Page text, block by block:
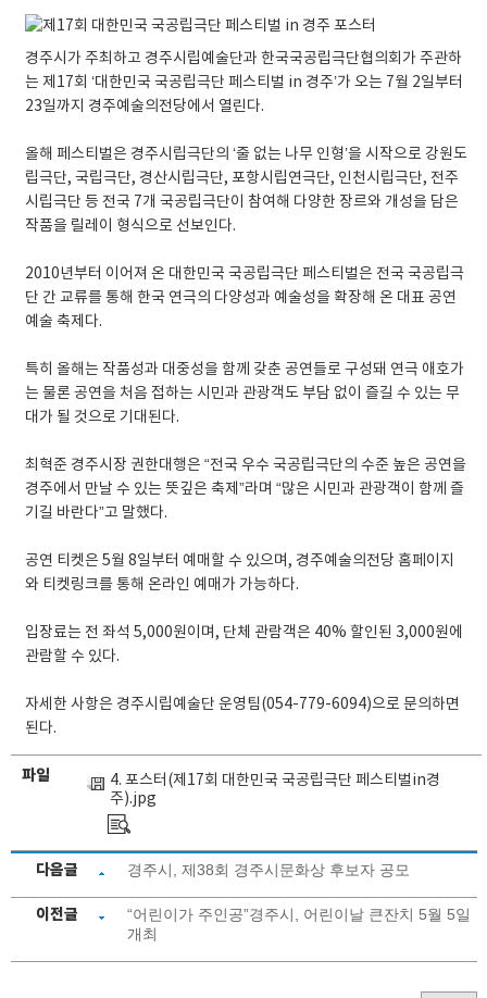
경주시가 주최하고 경주시립예술단과 한국국공립극단협의회가 주관하
는 제17회 ‘대한민국 국공립극단 페스티벌 in 경주’가 오는 7월 2일부터
23일까지 경주예술의전당에서 열린다.
올해 페스티벌은 경주시립극단의 ‘줄 없는 나무 인형’을 시작으로 강원도
립극단, 국립극단, 경산시립극단, 포항시립연극단, 인천시립극단, 전주
시립극단 등 전국 7개 국공립극단이 참여해 다양한 장르와 개성을 담은
작품을 릴레이 형식으로 선보인다.
2010년부터 이어져 온 대한민국 국공립극단 페스티벌은 전국 국공립극
단 간 교류를 통해 한국 연극의 다양성과 예술성을 확장해 온 대표 공연
예술 축제다.
특히 올해는 작품성과 대중성을 함께 갖춘 공연들로 구성돼 연극 애호가
는 물론 공연을 처음 접하는 시민과 관광객도 부담 없이 즐길 수 있는 무
대가 될 것으로 기대된다.
최혁준 경주시장 권한대행은 “전국 우수 국공립극단의 수준 높은 공연을
경주에서 만날 수 있는 뜻깊은 축제”라며 “많은 시민과 관광객이 함께 즐
기길 바란다”고 말했다.
공연 티켓은 5월 8일부터 예매할 수 있으며, 경주예술의전당 홈페이지
와 티켓링크를 통해 온라인 예매가 가능하다.
입장료는 전 좌석 5,000원이며, 단체 관람객은 40% 할인된 3,000원에
관람할 수 있다.
자세한 사항은 경주시립예술단 운영팀(054-779-6094)으로 문의하면
된다.
파일
4. 포스터(제17회 대한민국 국공립극단 페스티벌in경
주).jpg
다음글 경주시, 제38회 경주시문화상 후보자 공모
이전글
“어린이가 주인공”경주시, 어린이날 큰잔치 5월 5일
개최